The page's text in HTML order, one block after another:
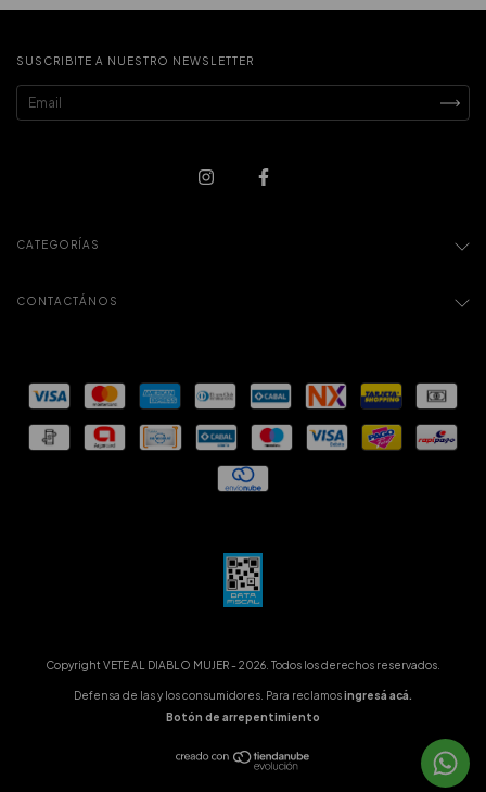
SUSCRIBITE A NUESTRO NEWSLETTER
CATEGORÍAS
CONTACTÁNOS
Copyright VETE AL DIABLO MUJER - 2026. Todos los derechos reservados.
Defensa de las y los consumidores. Para reclamosingresá acá.
Botón de arrepentimiento